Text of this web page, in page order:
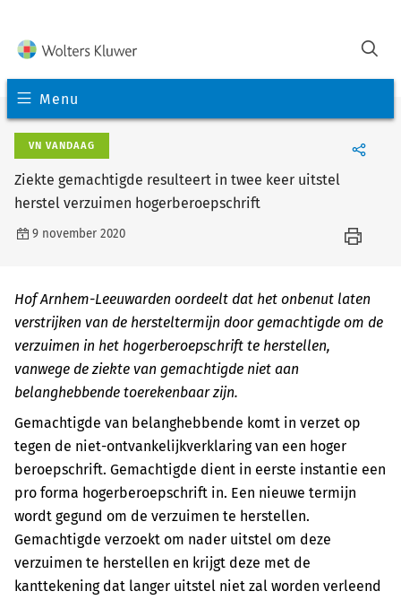
Menu
VN VANDAAG
Ziekte gemachtigde resulteert in twee keer uitstel
herstel verzuimen hogerberoepschrift
9 november 2020
Hof Arnhem-Leeuwarden oordeelt dat het onbenut laten
verstrijken van de hersteltermijn door gemachtigde om de
verzuimen in het hogerberoepschrift te herstellen,
vanwege de ziekte van gemachtigde niet aan
belanghebbende toerekenbaar zijn.
Gemachtigde van belanghebbende komt in verzet op
tegen de niet-ontvankelijkverklaring van een hoger
beroepschrift. Gemachtigde dient in eerste instantie een
pro forma hogerberoepschrift in. Een nieuwe termijn
wordt gegund om de verzuimen te herstellen.
Gemachtigde verzoekt om nader uitstel om deze
verzuimen te herstellen en krijgt deze met de
kanttekening dat langer uitstel niet zal worden verleend